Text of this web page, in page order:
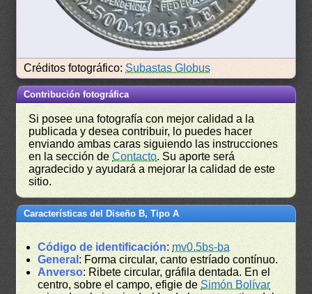
Créditos fotográfico: Subastas Globus
Contribución fotográfica
Si posee una fotografía con mejor calidad a la
publicada y desea contribuir, lo puedes hacer
enviando ambas caras siguiendo las instrucciones
en la sección deContacto. Su aporte será
agradecido y ayudará a mejorar la calidad de este
sitio.
Características del Diseño B, Tipo A
Código de identificación: mv0.5bs-ba
General : Forma circular, canto estríado contínuo.
Anverso: Ribete circular, gráfila dentada. En el
centro, sobre el campo, efigie deSimón Bolívar